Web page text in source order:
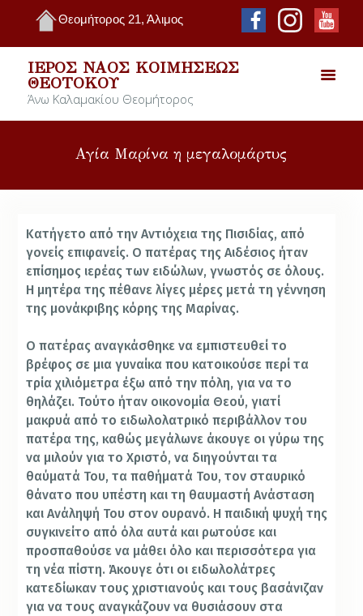
Θεομήτορος 21, Άλιμος
ΙΕΡΌΣ ΝΑΌΣ ΚΟΙΜΉΣΕΩΣ
ΘΕΟΤΌΚΟΥ
Άνω Καλαμακίου Θεομήτορος
Αγία Μαρίνα η μεγαλομάρτυς
Κατήγετο από την Αντιόχεια της Πισιδίας, από
γονείς επιφανείς. Ο πατέρας της Αιδέσιος ήταν
επίσημος ιερέας των ειδώλων, γνωστός σε όλους.
Η μητέρα της πέθανε λίγες μέρες μετά τη γέννηση
της μονάκριβης κόρης της Μαρίνας.
Ο πατέρας αναγκάσθηκε να εμπιστευθεί το
βρέφος σε μια γυναίκα που κατοικούσε περί τα
τρία χιλιόμετρα έξω από την πόλη, για να το
θηλάζει. Τούτο ήταν οικονομία Θεού, γιατί
μακρυά από το ειδωλολατρικό περιβάλλον του
πατέρα της, καθώς μεγάλωνε άκουγε οι γύρω της
να μιλούν για το Χριστό, να διηγούνται τα
θαύματά Του, τα παθήματά Του, τον σταυρικό
θάνατο που υπέστη και τη θαυμαστή Ανάσταση
και Ανάληψή Του στον ουρανό. Η παιδική ψυχή της
συγκινείτο από όλα αυτά και ρωτούσε και
προσπαθούσε να μάθει όλο και περισσότερα για
τη νέα πίστη. Άκουγε ότι οι ειδωλολάτρες
κατεδίωκαν τους χριστιανούς και τους βασάνιζαν
για να τους αναγκάζουν να θυσιάσουν στα